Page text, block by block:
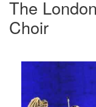
The
Choir